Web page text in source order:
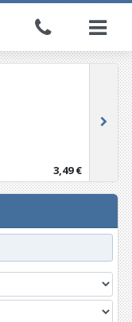
WESTBERG
3,35 €